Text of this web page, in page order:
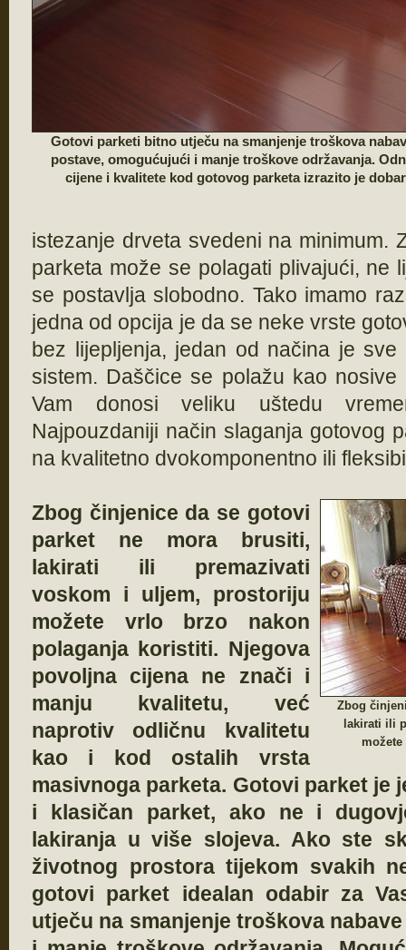
Gotovi parketi bitno utječu na smanjenje troškova
postave, omogućujući i manje troškove održavanja.
cijene i kvalitete kod gotovog parketa izrazito je dobar
istezanje drveta svedeni na minimum.
parketa može se polagati plivajući, ne
se postavlja slobodno. Tako imamo
jedna od opcija je da se neke vrste
bez lijepljenja, jedan od načina je
sistem. Daščice se polažu kao
Vam donosi veliku uštedu
Najpouzdaniji način slaganja gotovog
na kvalitetno dvokomponentno ili
Zbog
lakirati ili
Zbog činjenice da se gotovi
parket ne mora brusiti,
lakirati ili premazivati
voskom i uljem, prostoriju
možete vrlo brzo nakon
polaganja koristiti. Njegova
povoljna cijena ne znači i
manju kvalitetu, već
naprotiv odličnu kvalitetu
kao i kod ostalih vrsta
masivnoga parketa. Gotovi parket je
i klasičan parket, ako ne i
lakiranja u više slojeva. Ako ste
životnog prostora tijekom svakih
gotovi parket idealan odabir za
utječu na smanjenje troškova